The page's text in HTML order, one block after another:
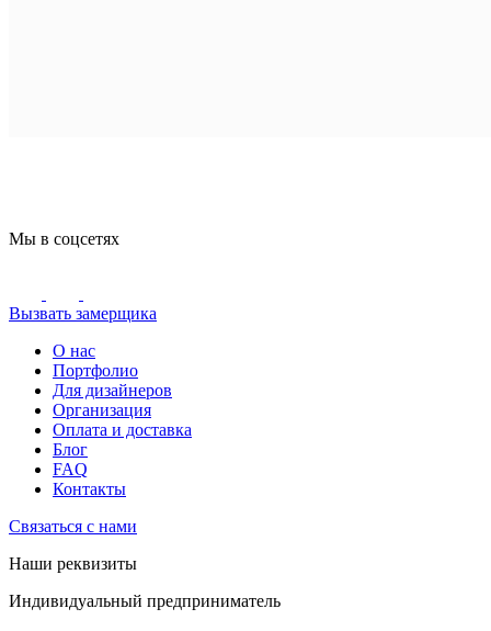
Мы в соцсетях
Вызвать замерщика
О нас
Портфолио
Для дизайнеров
Организация
Оплата и доставка
Блог
FAQ
Контакты
Связаться с нами
Наши реквизиты
Индивидуальный предприниматель